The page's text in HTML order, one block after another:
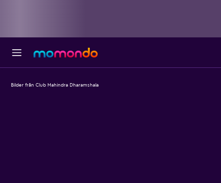
Bilder från Club Mahindra Dharamshala